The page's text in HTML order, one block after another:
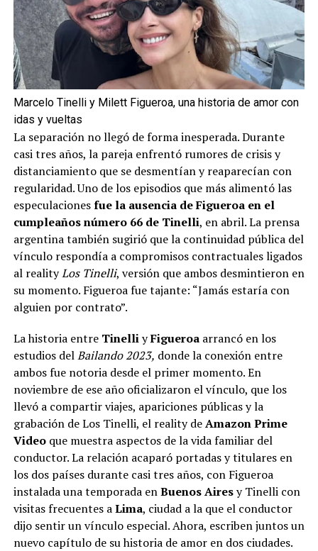
Marcelo Tinelli y Milett Figueroa, una historia de amor con
idas y vueltas
La separación no llegó de forma inesperada. Durante
casi tres años, la pareja enfrentó rumores de crisis y
distanciamiento que se desmentían y reaparecían con
regularidad. Uno de los episodios que más alimentó las
especulacionesfue la ausencia de Figueroa en el
cumpleaños número 66 de Tinelli, en abril. La prensa
argentina también sugirió que la continuidad pública del
vínculo respondía a compromisos contractuales ligados
al realityLos Tinelli, versión que ambos desmintieron en
su momento. Figueroa fue tajante: “Jamás estaría con
alguien por contrato”.
La historia entre TinelliyFigueroaarrancó en los
estudios delBailando 2023, donde la conexión entre
ambos fue notoria desde el primer momento. En
noviembre de ese año oficializaron el vínculo, que los
llevó a compartir viajes, apariciones públicas y la
grabación de Los Tinelli, el reality deAmazon Prime
Videoque muestra aspectos de la vida familiar del
conductor. La relación acaparó portadas y titulares en
los dos países durante casi tres años, con Figueroa
instalada una temporada enBuenos Airesy Tinelli con
visitas frecuentes aLima, ciudad a la que el conductor
dijo sentir un vínculo especial. Ahora, escriben juntos un
nuevo capítulo de su historia de amor en dos ciudades.